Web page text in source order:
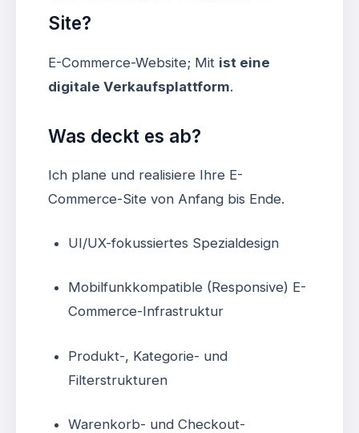
Site?
E-Commerce-Website; Mit ist eine
digitale Verkaufsplattform.
Was deckt es ab?
Ich plane und realisiere Ihre E-
Commerce-Site von Anfang bis Ende.
UI/UX-fokussiertes Spezialdesign
Mobilfunkkompatible (Responsive) E-
Commerce-Infrastruktur
Produkt-, Kategorie- und
Filterstrukturen
Warenkorb- und Checkout-